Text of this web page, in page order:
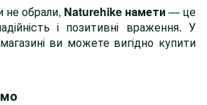
не обрали, Naturehike намети— це
і позитивні враження. У
ви можете вигідно купити